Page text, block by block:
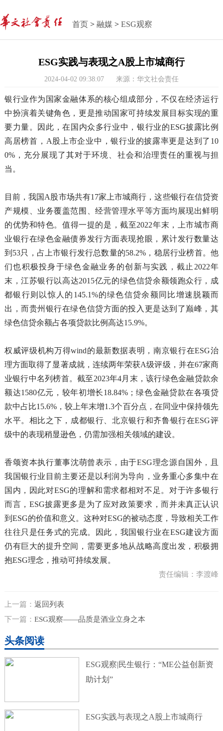
首页 > 融媒 > ESG观察
ESG实践与表现之A股上市城商行
2024-04-02 09:38:07 来源：华文社会责任
银行业作为国家金融体系的核心组成部分，不仅在经济运行
中扮演着关键角色，更是推动国家可持续发展目标实现的重
要力量。因此，在国内众多行业中，银行业的ESG披露比例
高居榜首，A股上市企业中，银行业的披露率更是达到了10
0%，充分展现了其对于环境、社会和治理责任的重视与担
当。
目前，我国A股市场共有17家上市城商行，这些银行在信贷资
产规模、业务覆盖范围、经营管理水平等方面均展现出鲜明
的优势和特色。值得一提的是，截至2022年末，上市城市商
业银行在绿色金融债券发行方面表现抢眼，累计发行数量达
到53只，占上市银行发行总数量的58.2%，稳居行业榜首。他
们也积极投身于绿色金融业务的创新与实践，截止2022年
末，江苏银行以高达2015亿元的绿色信贷余额领跑众行，成
都银行则以惊人的145.1%的绿色信贷余额同比增速脱颖而
出，而贵州银行在绿色信贷方面的投入更是达到了巅峰，其
绿色信贷余额占各项贷款比例高达15.9%。
权威评级机构万得wind的最新数据表明，南京银行在ESG治
理方面取得了显著成就，连续两年荣获A级评级，并在67家商
业银行中名列榜首。截至2023年4月末，该行绿色金融贷款余
额达1580亿元，较年初增长18.84%；绿色金融贷款在各项贷
款中占比15.6%，较上年末增1.3个百分点，在同业中保持领先
水平。相比之下，成都银行、北京银行和齐鲁银行在ESG评
级中的表现稍显逊色，仍需加强相关领域的建设。
香颂资本执行董事沈萌曾表示，由于ESG理念源自国外，且
我国银行业目前主要还是以利润为导向，业务重心多集中在
国内，因此对ESG的理解和需求都相对不足。对于许多银行
而言，ESG披露更多是为了应对政策要求，而并未真正认识
到ESG的价值和意义。这种对ESG的被动态度，导致相关工作
往往只是任务式的完成。因此，我国银行业在ESG建设方面
仍有巨大的提升空间，需要更多地从战略高度出发，积极拥
抱ESG理念，推动可持续发展。
责任编辑：李渡峰
上一篇： 返回列表
下一篇： ESG观察——品质是酒业立身之本
头条阅读
ESG观察|民生银行：“ME公益创新资
助计划”
ESG实践与表现之A股上市城商行